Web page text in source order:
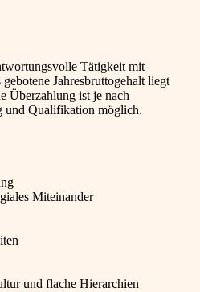
Tätigkeit mit
Jahresbruttogehalt liegt
Überzahlung ist je nach
und Qualifikation möglich.
Miteinander
und flache Hierarchien